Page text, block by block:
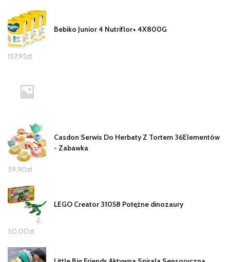
Bebiko Junior 4 Nutriflor+ 4X800G
157,95zł
Casdon Serwis Do Herbaty Z Tortem 36Elementów
- Zabawka
59,90zł
LEGO Creator 31058 Potężne dinozaury
50,00zł